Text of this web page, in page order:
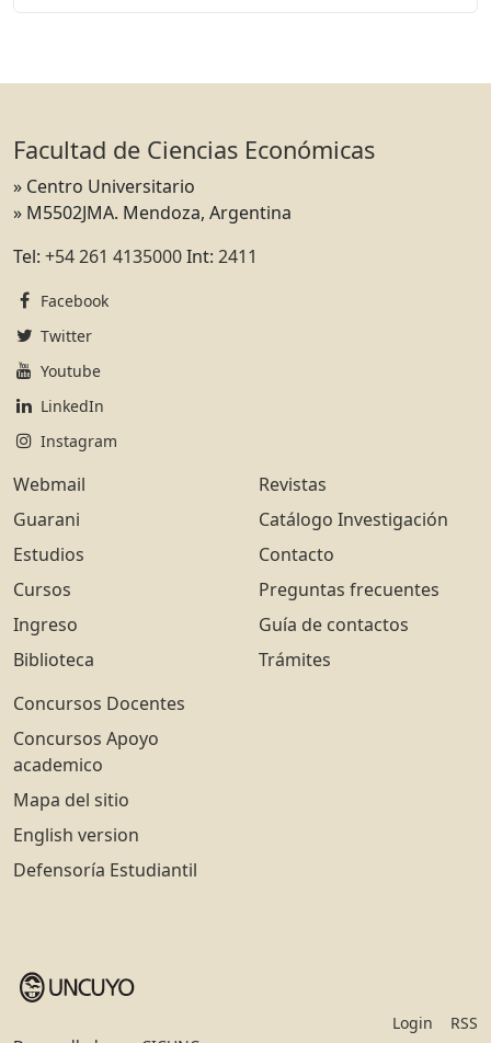
Facultad de Ciencias Económicas
» Centro Universitario
» M5502JMA. Mendoza, Argentina
Tel: +54 261 4135000Int: 2411
Facebook
Twitter
Youtube
LinkedIn
Instagram
Webmail
Guarani
Estudios
Cursos
Ingreso
Biblioteca
Revistas
Catálogo Investigación
Contacto
Preguntas frecuentes
Guía de contactos
Trámites
Concursos Docentes
Concursos Apoyo
academico
Mapa del sitio
English version
Defensoría Estudiantil
Login
RSS